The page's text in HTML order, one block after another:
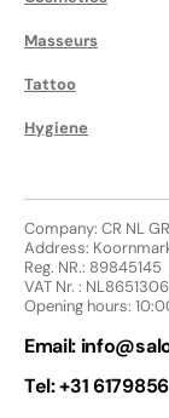
Masseurs
Tattoo
Hygiene
Company: CR NL
Address:
Reg. NR.: 89845145
VAT Nr. :
Opening hours:
Email:
Tel: +31